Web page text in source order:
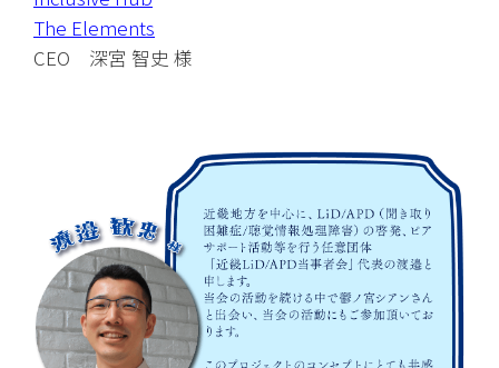
The Elements
CEO　深宮 智史 様